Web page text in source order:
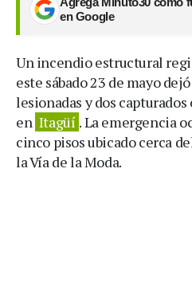
en Google
Un incendio estructural
este sábado 23 de mayo
lesionadas y dos
en Itagüí . La emergencia
cinco pisos ubicado cerca
la Vía de la Moda.